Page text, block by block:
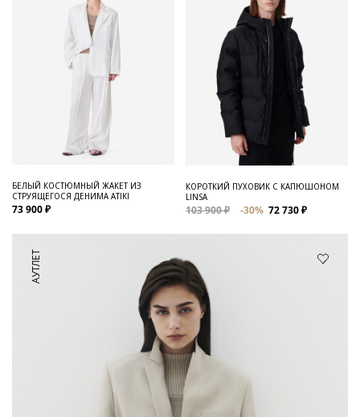
БЕЛЫЙ КОСТЮМНЫЙ ЖАКЕТ ИЗ
СТРУЯЩЕГОСЯ ДЕНИМА ATIKI
73 900 ₽
КОРОТКИЙ ПУХОВИК С КАПЮШОНОМ
LINSA
103 900 ₽ -30% 72 730 ₽
АУТЛЕТ